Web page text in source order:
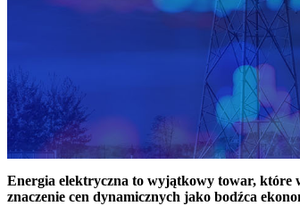
Energia elektryczna to wyjątkowy towar, które
znaczenie cen dynamicznych jako bodźca